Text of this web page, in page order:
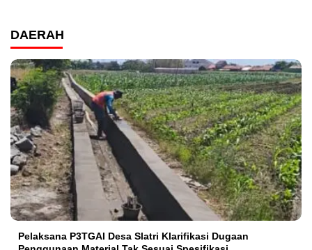
DAERAH
Pelaksana P3TGAI Desa Slatri Klarifikasi Dugaan